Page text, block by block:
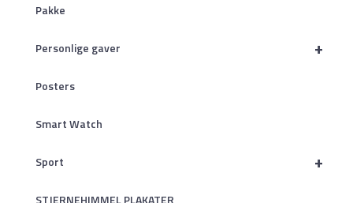
Pakke
+
Personlige gaver
Posters
Smart Watch
+
Sport
STJERNEHIMMEL PLAKATER